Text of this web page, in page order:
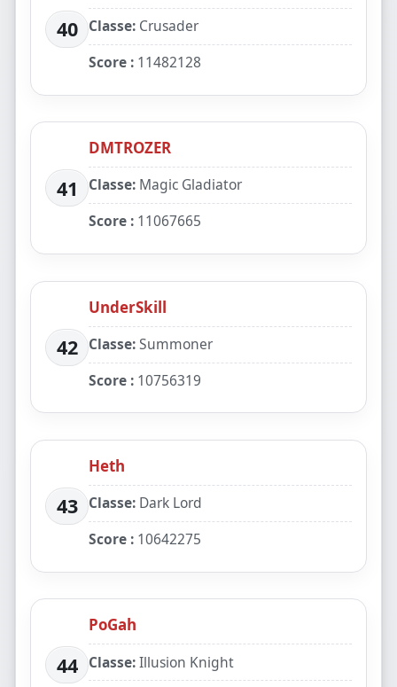
40 Classe: Crusader
Score : 11482128
41
DMTROZER
Classe: Magic Gladiator
Score : 11067665
42
UnderSkill
Classe:Summoner
Score : 10756319
43
Heth
Classe: Dark Lord
Score : 10642275
44
PoGah
Classe:Illusion Knight